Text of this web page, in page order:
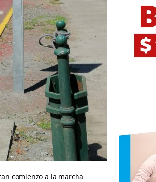
comienzo a la marcha